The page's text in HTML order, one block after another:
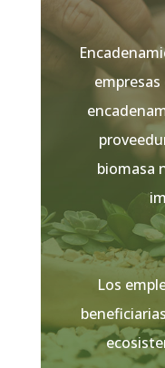
biomasa
Los